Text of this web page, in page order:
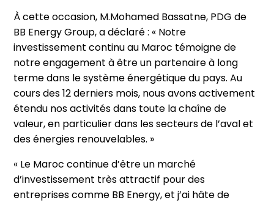
À cette occasion, M.Mohamed Bassatne, PDG de
BB Energy Group, a déclaré : « Notre
investissement continu au Maroc témoigne de
notre engagement à être un partenaire à long
terme dans le système énergétique du pays. Au
cours des 12 derniers mois, nous avons activement
étendu nos activités dans toute la chaîne de
valeur, en particulier dans les secteurs de l’aval et
des énergies renouvelables. »
« Le Maroc continue d’être un marché
d’investissement très attractif pour des
entreprises comme BB Energy, et j’ai hâte de